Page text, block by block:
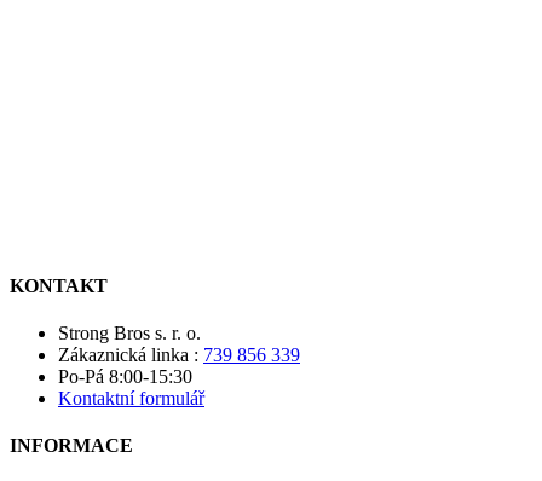
KONTAKT
Strong Bros s. r. o.
Zákaznická linka : 739 856 339
Po-Pá 8:00-15:30
Kontaktní formulář
INFORMACE